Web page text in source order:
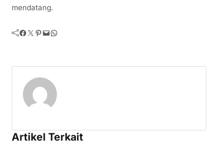
mendatang.
Facebook Twitter Pinterest Mail WhatsApp
Artikel Terkait